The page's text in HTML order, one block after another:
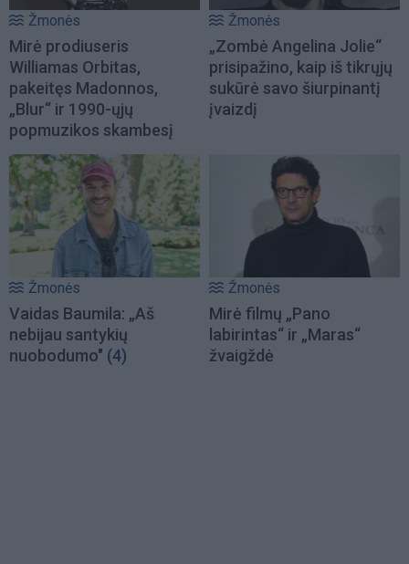
Žmonės
Mirė prodiuseris
Williamas Orbitas,
pakeitęs Madonnos,
„Blur“ ir 1990-ųjų
popmuzikos skambesį
Žmonės
„Zombė Angelina Jolie“
prisipažino, kaip iš tikrųjų
sukūrė savo šiurpinantį
įvaizdį
Žmonės
Vaidas Baumila: „Aš
nebijau santykių
nuobodumo" (4)
Žmonės
Mirė filmų „Pano
labirintas“ ir „Maras“
žvaigždė